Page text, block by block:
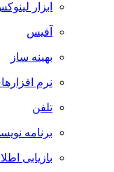
ابزار لینوکس
بهینه ساز
نرم افزارهای فارسی
برنامه نویسی
بازیابی اطلاعات